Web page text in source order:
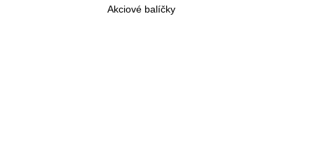
Akciové balíčky